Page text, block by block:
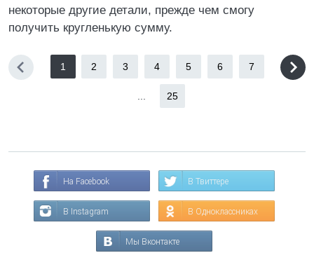
некоторые другие детали, прежде чем смогу
получить кругленькую сумму.
1 2 3 4 5 6 7
25
На Facebook В Твиттере
В Instagram В Одноклассниках
Мы Вконтакте